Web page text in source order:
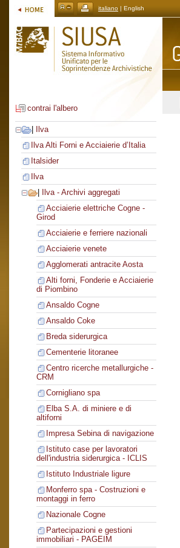
italiano | English
contrai l'albero
Ilva
Ilva Alti Forni e Acciaierie d’Italia
Italsider
Ilva
Ilva - Archivi aggregati
Acciaierie elettriche Cogne -
Girod
Acciaierie e ferriere nazionali
Acciaierie venete
Agglomerati antracite Aosta
Alti forni, Fonderie e Acciaierie
di Piombino
Ansaldo Cogne
Ansaldo Coke
Breda siderurgica
Cementerie litoranee
Centro ricerche metallurgiche -
CRM
Cornigliano spa
Elba S.A. di miniere e di
altiforni
Impresa Sebina di navigazione
Istituto case per lavoratori
dell'industria siderurgica - ICLIS
Istituto Industriale ligure
Monferro spa - Costruzioni e
montaggi in ferro
Nazionale Cogne
Partecipazioni e gestioni
immobiliari - PAGEIM